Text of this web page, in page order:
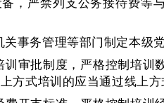
，严禁列支公务接待费等
关事务管理等部门制定本级
审批制度，严格控制培训
方式培训的应当通过线上